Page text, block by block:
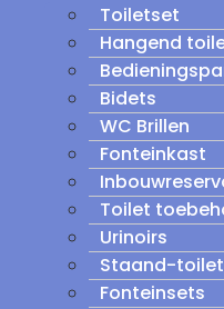
Toiletset
Hangend
Bidets
WC Brillen
Fonteinkast
Toilet
Urinoirs
Staand-toilet
Fonteinsets